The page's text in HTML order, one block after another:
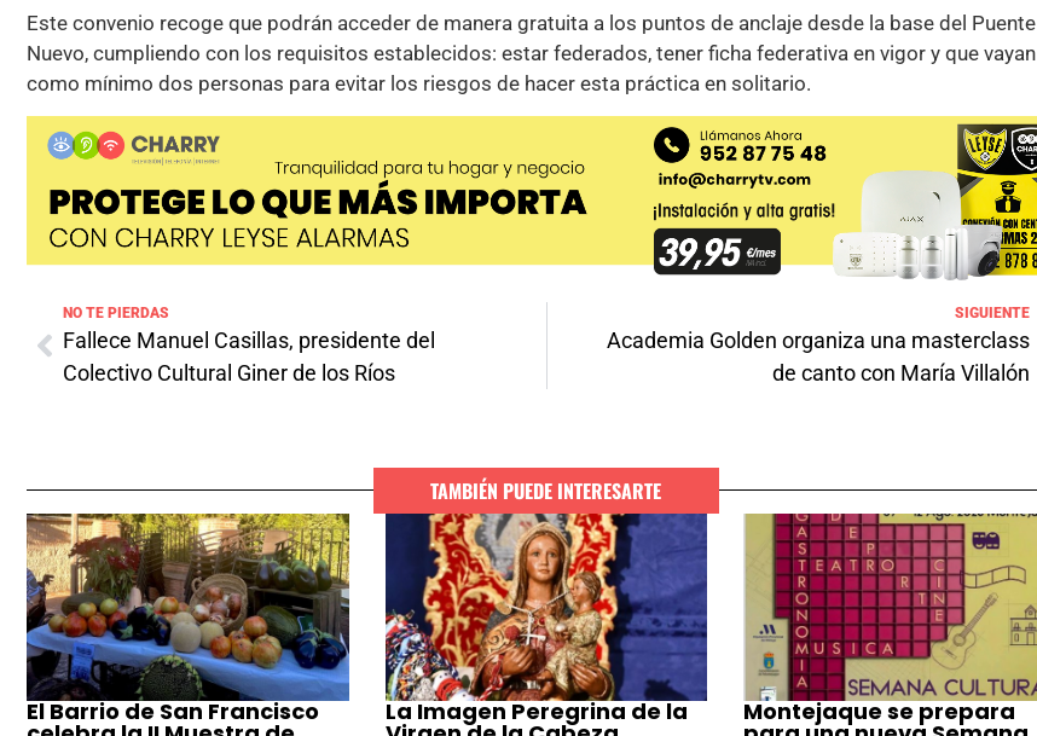
Este convenio recoge que podrán acceder de manera gratuita a los puntos de anclaje desde la base del Puente
Nuevo, cumpliendo con los requisitos establecidos: estar federados, tener ficha federativa en vigor y que vayan
como mínimo dos personas para evitar los riesgos de hacer esta práctica en solitario.
NO TE PIERDAS
Fallece Manuel Casillas, presidente del
Colectivo Cultural Giner de los Ríos
SIGUIENTE
Academia Golden organiza una masterclass
de canto con María Villalón
TAMBIÉN PUEDE INTERESARTE
El Barrio de San Francisco La Imagen Peregrina de la Montejaque se prepara